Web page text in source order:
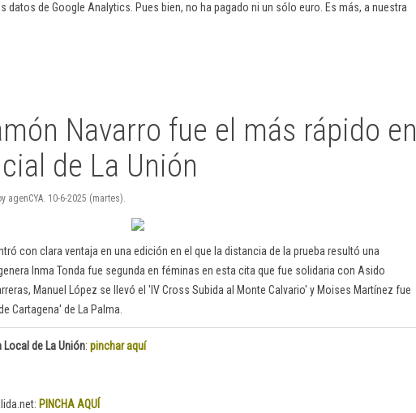
de Google Analytics. Pues bien, no ha pagado ni un sólo euro. Es más, a nuestra
Navarro fue el más rápido en
de La Unión
agenCYA. 10-6-2025 (martes).
con clara ventaja en una edición en el que la distancia de la prueba resultó una
Inma Tonda fue segunda en féminas en esta cita que fue solidaria con Asido
Manuel López se llevó el 'IV Cross Subida al Monte Calvario' y Moises Martínez fue
Cartagena' de La Palma.
de La Unión: pinchar aquí
PINCHA AQUÍ